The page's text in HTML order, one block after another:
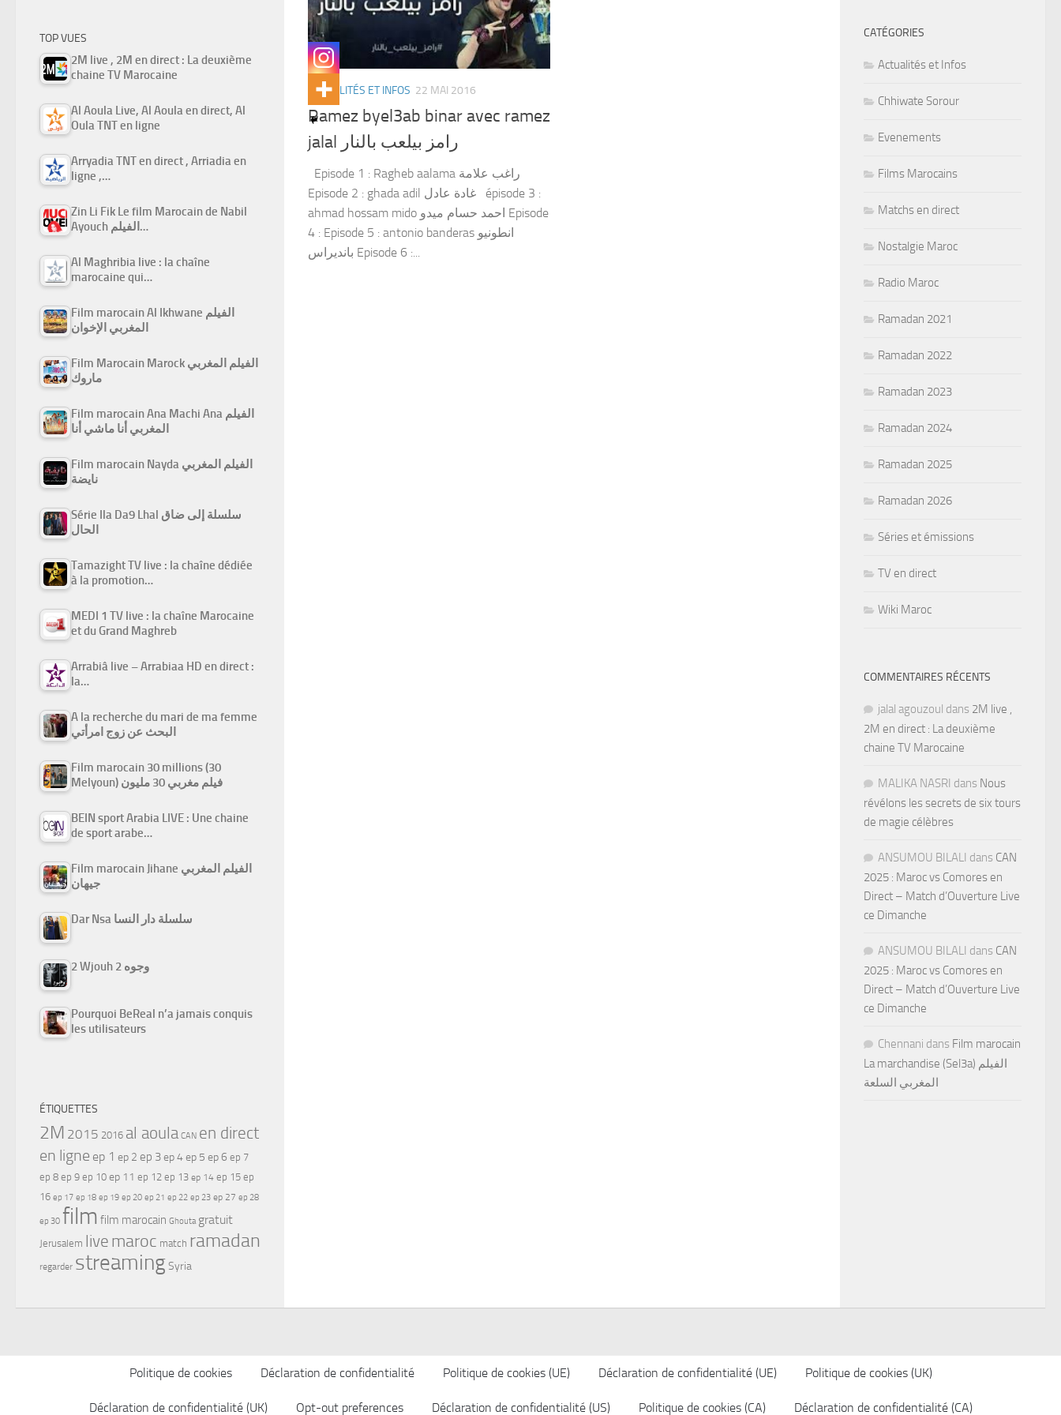
ACTUALITÉS ET INFOS 22 MAI 2016
Ramez byel3ab binar avec ramez
jalal رامز بيلعب بالنار
Episode 1 : Ragheb aalama راغب علامة
Episode 2 : ghada adil غادة عادل épisode 3 :
ahmad hossam mido احمد حسام ميدو Episode
4 : Episode 5 : antonio banderas انطونيو
بانديراس Episode 6 :...
TOP VUES
2M live , 2M en direct : La deuxième
chaine TV Marocaine
Al Aoula Live, Al Aoula en direct, Al
Oula TNT en ligne
Arryadia TNT en direct , Arriadia en
ligne ,…
Zin Li Fik Le film Marocain de Nabil
Ayouch الفيلم…
Al Maghribia live : la chaîne
marocaine qui…
Film marocain Al Ikhwane الفيلم
المغربي الإخوان
Film Marocain Marock الفيلم المغربي
ماروك
Film marocain Ana Machi Ana الفيلم
المغربي أنا ماشي أنا
Film marocain Nayda الفيلم المغربي
نايضة
Série Ila Da9 Lhal سلسلة إلى ضاق
الحال
Tamazight TV live : la chaîne dédiée
à la promotion…
MEDI 1 TV live : la chaîne Marocaine
et du Grand Maghreb
Arrabiâ live – Arrabiaa HD en direct :
la…
A la recherche du mari de ma femme
البحث عن زوج امرأتي
Film marocain 30 millions (30
Melyoun) فيلم مغربي 30 مليون
BEIN sport Arabia LIVE : Une chaine
de sport arabe…
Film marocain Jihane الفيلم المغربي
جيهان
Dar Nsa سلسلة دار النسا
2 Wjouh 2 وجوه
Pourquoi BeReal n’a jamais conquis
les utilisateurs
ÉTIQUETTES
2M 2015 2016 al aoula CAN en direct
en ligne ep 1 ep 2 ep 3ep 4ep 5 ep 6 ep 7
ep 8 ep 9 ep 10 ep 11 ep 12 ep 13 ep 14 ep 15 ep
16 ep 17 ep 18 ep 19 ep 20 ep 21 ep 22 ep 23 ep 27 ep 28
ep 30 film film marocain Ghouta gratuit
Jerusalem live maroc match ramadan
regarder streamingSyria
CATÉGORIES
Actualités et Infos
Chhiwate Sorour
Evenements
Films Marocains
Matchs en direct
Nostalgie Maroc
Radio Maroc
Ramadan 2021
Ramadan 2022
Ramadan 2023
Ramadan 2024
Ramadan 2025
Ramadan 2026
Séries et émissions
TV en direct
Wiki Maroc
COMMENTAIRES RÉCENTS
jalal agouzoul dans 2M live ,
2M en direct : La deuxième
chaine TV Marocaine
MALIKA NASRI dans Nous
révélons les secrets de six tours
de magie célèbres
ANSUMOU BILALI dans CAN
2025 : Maroc vs Comores en
Direct – Match d’Ouverture Live
ce Dimanche
ANSUMOU BILALI dans CAN
2025 : Maroc vs Comores en
Direct – Match d’Ouverture Live
ce Dimanche
Chennani dans Film marocain
La marchandise (Sel3a) الفيلم
المغربي السلعة
Politique de cookies Déclaration de confidentialité Politique de cookies (UE) Déclaration de confidentialité (UE) Politique de cookies (UK)
Déclaration de confidentialité (UK) Opt-out preferences Déclaration de confidentialité (US) Politique de cookies (CA) Déclaration de confidentialité (CA)